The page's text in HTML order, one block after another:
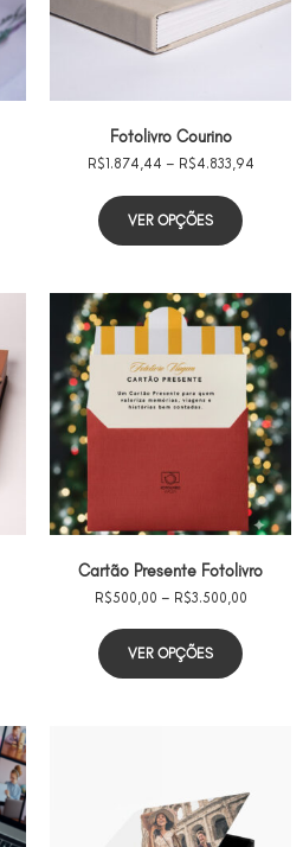
Fotolivro Courino
R$ 1.874,44 – R$4.833,94
VER OPÇÕES
Cartão Presente Fotolivro
R$500,00 – R$3.500,00
VER OPÇÕES